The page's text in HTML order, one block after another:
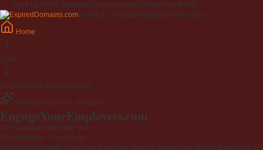
Used by SEOs, marketers, and investors all over the world.
Listing ID · EngageYourEmployees.com
Home
.com
EngageYourEmployees.com
Premium domain · For sale
EngageYourEmployees.com
19-character brandable .com
19 characters · 6 years old
A short, memorable, established domain ready to power your brand. Backed by